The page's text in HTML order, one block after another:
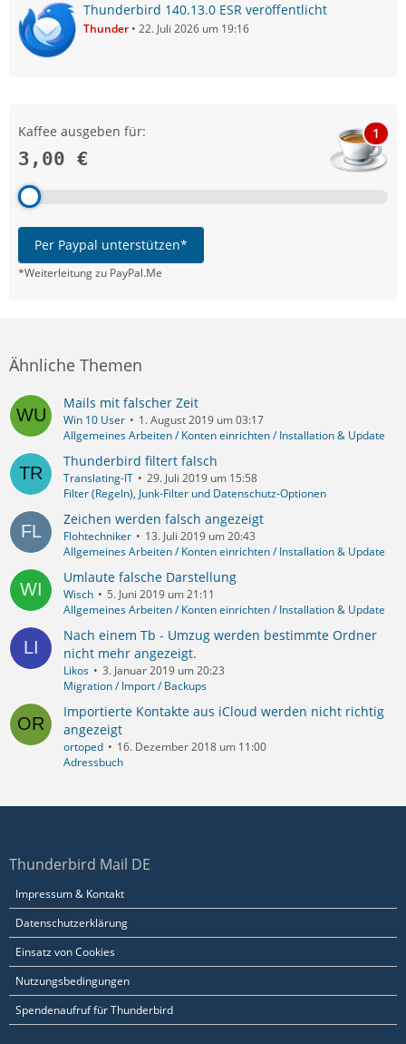
Thunderbird 140.13.0 ESR veröffentlicht
Thunder 22. Juli 2026 um 19:16
Kaffee ausgeben für:
3,00 €
1
Per Paypal unterstützen*
*Weiterleitung zu PayPal.Me
Ähnliche Themen
Mails mit falscher Zeit
Win 10 User
1. August 2019 um 03:17
Allgemeines Arbeiten / Konten einrichten / Installation & Update
Thunderbird filtert falsch
Translating-IT
29. Juli 2019 um 15:58
Filter (Regeln), Junk-Filter und Datenschutz-Optionen
Zeichen werden falsch angezeigt
Flohtechniker
13. Juli 2019 um 20:43
Allgemeines Arbeiten / Konten einrichten / Installation & Update
Umlaute falsche Darstellung
Wisch
5. Juni 2019 um 21:11
Allgemeines Arbeiten / Konten einrichten / Installation & Update
Nach einem Tb - Umzug werden bestimmte Ordner
nicht mehr angezeigt.
Likos
3. Januar 2019 um 20:23
Migration / Import / Backups
Importierte Kontakte aus iCloud werden nicht richtig
angezeigt
ortoped
16. Dezember 2018 um 11:00
Adressbuch
Thunderbird Mail DE
Impressum & Kontakt
Datenschutzerklärung
Einsatz von Cookies
Nutzungsbedingungen
Spendenaufruf für Thunderbird